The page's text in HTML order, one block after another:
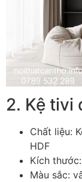
2. Kệ tivi
Chất liệu:
HDF
Kích
Màu sắc: